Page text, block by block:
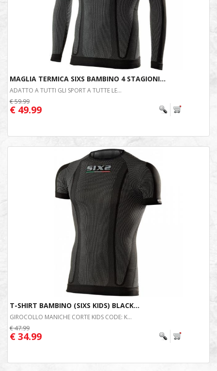
MAGLIA TERMICA SIXS BAMBINO 4 STAGIONI...
ADATTO A TUTTI GLI SPORT A TUTTE LE...
€ 59.99
€ 49.99
T-SHIRT BAMBINO (SIXS KIDS) BLACK...
GIROCOLLO MANICHE CORTE KIDS CODE: K...
€ 47.99
€ 34.99